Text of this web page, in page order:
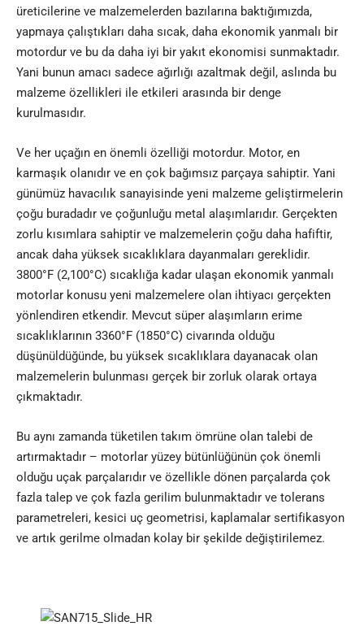
üreticilerine ve malzemelerden bazılarına baktığımızda,
yapmaya çalıştıkları daha sıcak, daha ekonomik yanmalı bir
motordur ve bu da daha iyi bir yakıt ekonomisi sunmaktadır.
Yani bunun amacı sadece ağırlığı azaltmak değil, aslında bu
malzeme özellikleri ile etkileri arasında bir denge
kurulmasıdır.
Ve her uçağın en önemli özelliği motordur. Motor, en
karmaşık olanıdır ve en çok bağımsız parçaya sahiptir. Yani
günümüz havacılık sanayisinde yeni malzeme geliştirmelerin
çoğu buradadır ve çoğunluğu metal alaşımlarıdır. Gerçekten
zorlu kısımlara sahiptir ve malzemelerin çoğu daha hafiftir,
ancak daha yüksek sıcaklıklara dayanmaları gereklidir.
3800°F (2,100°C) sıcaklığa kadar ulaşan ekonomik yanmalı
motorlar konusu yeni malzemelere olan ihtiyacı gerçekten
yönlendiren etkendir. Mevcut süper alaşımların erime
sıcaklıklarının 3360°F (1850°C) civarında olduğu
düşünüldüğünde, bu yüksek sıcaklıklara dayanacak olan
malzemelerin bulunması gerçek bir zorluk olarak ortaya
çıkmaktadır.
Bu aynı zamanda tüketilen takım ömrüne olan talebi de
artırmaktadır – motorlar yüzey bütünlüğünün çok önemli
olduğu uçak parçalarıdır ve özellikle dönen parçalarda çok
fazla talep ve çok fazla gerilim bulunmaktadır ve tolerans
parametreleri, kesici uç geometrisi, kaplamalar sertifikasyon
ve artık gerilme olmadan kolay bir şekilde değiştirilemez.